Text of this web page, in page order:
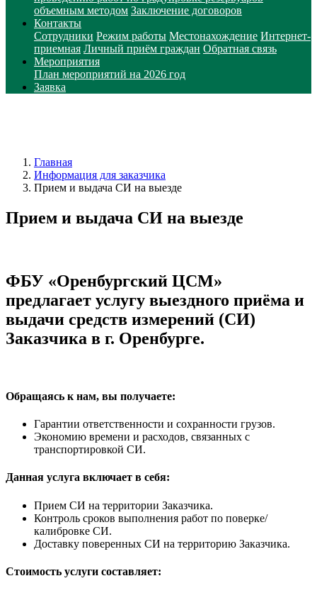
объемным методом Заключение договоров
Контакты
Сотрудники Режим работы Местонахождение Интернет-
приемная Личный приём граждан Обратная связь
Мероприятия
План мероприятий на 2026 год
Заявка
Главная
Информация для заказчика
Прием и выдача СИ на выезде
Прием и выдача СИ на выезде
ФБУ «Оренбургский ЦСМ»
предлагает услугу выездного приёма и
выдачи средств измерений (СИ)
Заказчика в г. Оренбурге.
Обращаясь к нам, вы получаете:
Гарантии ответственности и сохранности грузов.
Экономию времени и расходов, связанных с
транспортировкой СИ.
Данная услуга включает в себя:
Прием СИ на территории Заказчика.
Контроль сроков выполнения работ по поверке/
калибровке СИ.
Доставку поверенных СИ на территорию Заказчика.
Стоимость услуги составляет: